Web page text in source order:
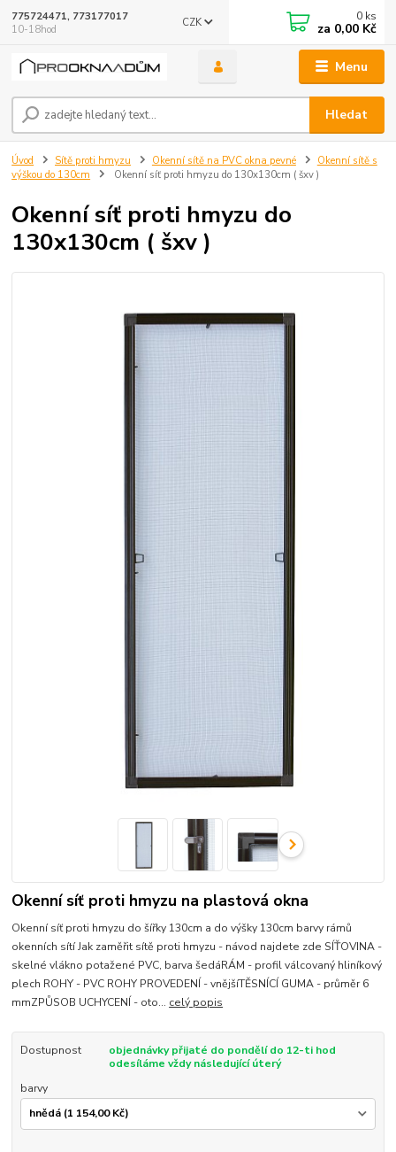
Menu
CZK
Hledat
775724471, 773177017
10-18hod
0 ks
za 0,00 Kč
Úvod Sítě proti hmyzu Okenní sítě na PVC okna pevné
Okenní sítě s
výškou do 130cm
Okenní síť proti hmyzu do 130x130cm ( šxv )
Okenní síť proti hmyzu do
130x130cm ( šxv )
Okenní síť proti hmyzu na plastová okna
Okenní síť proti hmyzu do šířky 130cm a do výšky 130cm barvy rámů
okenních sítí Jak zaměřit sítě proti hmyzu - návod najdete zde SÍŤOVINA -
skelné vlákno potažené PVC, barva šedáRÁM - profil válcovaný hliníkový
plech ROHY - PVC ROHY PROVEDENÍ - vnějšíTĚSNÍCÍ GUMA - průměr 6
mmZPŮSOB UCHYCENÍ - oto... celý popis
Dostupnost
objednávky přijaté do pondělí do 12-ti hod
odesíláme vždy následující úterý
barvy